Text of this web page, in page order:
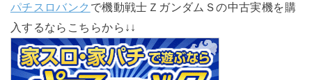
パチスロバンク で機動戦士ＺガンダムＳの中古実機を購
入するならこちらから↓↓